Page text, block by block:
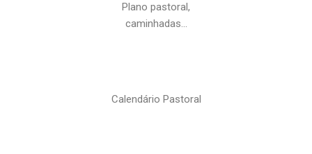
Plano pastoral,
caminhadas…
Calendário Pastoral